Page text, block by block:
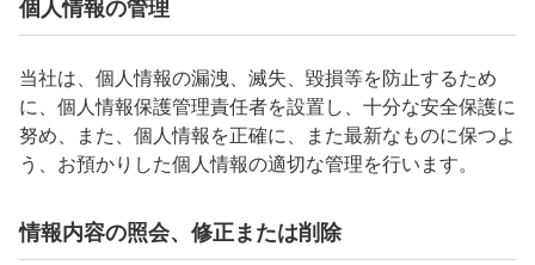
個人情報の管理
当社は、個人情報の漏洩、滅失、毀損等を防止するため
に、個人情報保護管理責任者を設置し、十分な安全保護に
努め、また、個人情報を正確に、また最新なものに保つよ
う、お預かりした個人情報の適切な管理を行います。
情報内容の照会、修正または削除